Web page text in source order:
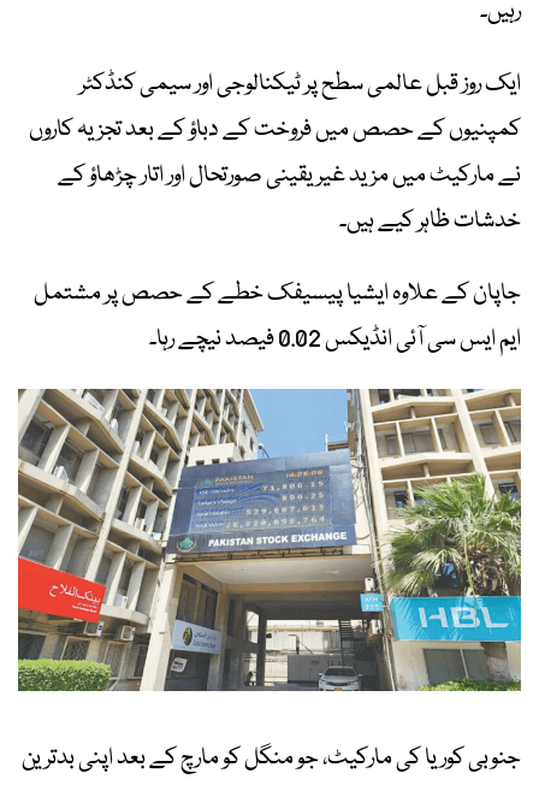
رہیں۔
ایک روز قبل عالمی سطح پر ٹیکنالوجی اور سیمی کنڈکٹر
کمپنیوں کے حصص میں فروخت کے دباؤ کے بعد تجزیہ کاروں
نے مارکیٹ میں مزید غیر یقینی صورتحال اور اتار چڑھاؤ کے
خدشات ظاہر کیے ہیں۔
جاپان کے علاوہ ایشیا پیسیفک خطے کے حصص پر مشتمل
ایم ایس سی آئی انڈیکس 0.02 فیصد نیچے رہا۔
جنوبی کوریا کی مارکیٹ، جو منگل کو مارچ کے بعد اپنی بدترین